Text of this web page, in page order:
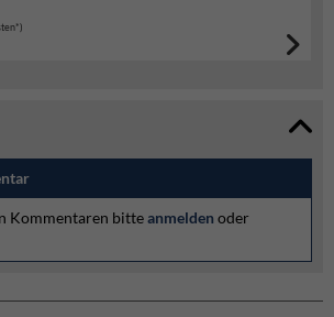
Kommentaren bitteanmelden oder